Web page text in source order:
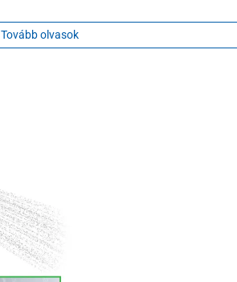
Tovább olvasok